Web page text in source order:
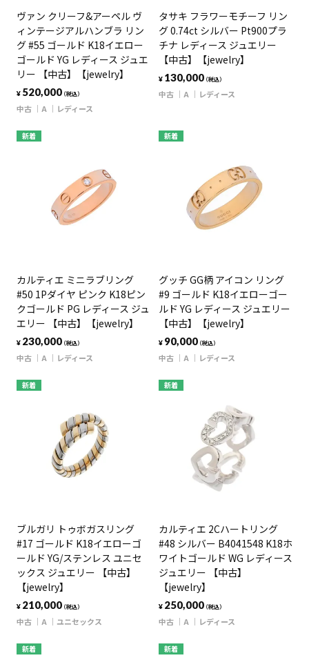
ヴァン クリーフ&アーペル ヴ
ィンテージアルハンブラ リン
グ #55 ゴールド K18イエロー
ゴールド YG レディース ジュエ
リー 【中古】【jewelry】
¥ 520,000（税込）
中古 A レディース
タサキ フラワーモチーフ リン
グ 0.74ct シルバー Pt900プラ
チナ レディース ジュエリー
【中古】【jewelry】
¥ 130,000（税込）
中古 A レディース
新着
カルティエ ミニラブリング
#50 1Pダイヤ ピンク K18ピン
クゴールド PG レディース ジュ
エリー 【中古】【jewelry】
¥ 230,000（税込）
中古 A レディース
新着
グッチ GG柄 アイコン リング
#9 ゴールド K18イエローゴー
ルド YG レディース ジュエリー
【中古】【jewelry】
¥ 90,000（税込）
中古 A レディース
新着
ブルガリ トゥボガスリング
#17 ゴールド K18イエローゴ
ールド YG/ステンレス ユニセ
ックス ジュエリー 【中古】
【jewelry】
¥ 210,000（税込）
中古 A ユニセックス
新着
カルティエ 2Cハートリング
#48 シルバー B4041548 K18ホ
ワイトゴールド WG レディース
ジュエリー 【中古】
【jewelry】
¥ 250,000（税込）
中古 A レディース
新着 新着